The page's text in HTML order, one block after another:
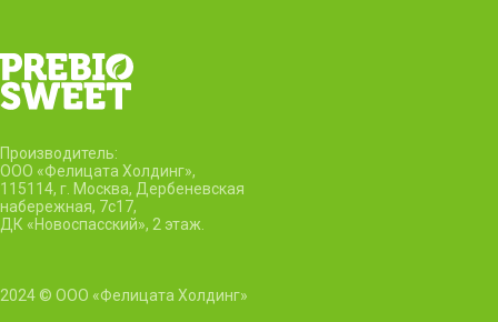
Производитель:
ООО «Фелицата Холдинг»,
115114, г. Москва, Дербеневская
набережная, 7c17,
ДК «Новоспасский», 2 этаж.
2024 © ООО «Фелицата Холдинг»